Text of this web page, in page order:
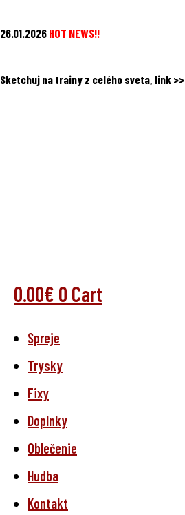
na
26.01.2026 HOT NEWS!!
Sketchuj na trainy z celého sveta, link >>
0.00€ 0 Cart
Spreje
Trysky
Fixy
Doplnky
Oblečenie
Hudba
Kontakt